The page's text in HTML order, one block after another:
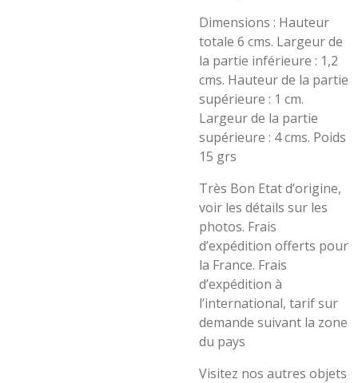
Dimensions : Hauteur
totale 6 cms. Largeur de
la partie inférieure : 1,2
cms. Hauteur de la partie
supérieure : 1 cm.
Largeur de la partie
supérieure : 4 cms. Poids
15 grs
Très Bon Etat d’origine,
voir les détails sur les
photos. Frais
d’expédition offerts pour
la France. Frais
d’expédition à
l’international, tarif sur
demande suivant la zone
du pays
Visitez nos autres objets